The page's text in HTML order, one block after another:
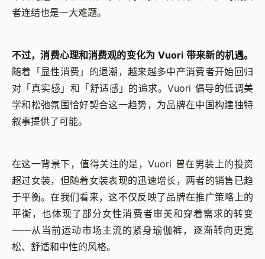
者连结也是一大难题。
不过，消费心理和消费观的变化为 Vuori 带来新的机遇。
随着「显性消费」的退潮，越来越多中产消费者开始回归
对「真实感」和「舒适感」的追求。Vuori 倡导的低调美
学和松弛氛围恰好契合这一趋势，为品牌在中国构建独特
叙事提供了可能。
在这一背景下，值得关注的是，Vuori 曾在男装上的投资
超过女装，但随着女装表现的迅速增长，两者的销售已趋
于平衡。在我们看来，这不仅反映了品牌在推广策略上的
平衡，也体现了部分女性消费者审美和穿着需求的转变
——从当前运动市场主流的紧身瑜伽裤，逐渐转向更宽
松、舒适和中性的风格。